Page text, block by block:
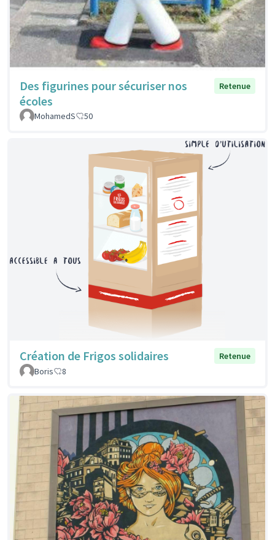
Des figurines pour sécuriser nos
écoles
Retenue
MohamedS 50
Création de Frigos solidaires
Retenue
Boris
8